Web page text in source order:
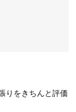
りをきちんと評価